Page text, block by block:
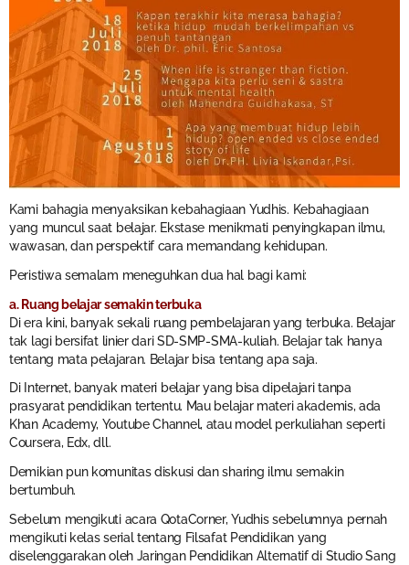
Kami bahagia menyaksikan kebahagiaan Yudhis. Kebahagiaan
yang muncul saat belajar. Ekstase menikmati penyingkapan ilmu,
wawasan, dan perspektif cara memandang kehidupan.
Peristiwa semalam meneguhkan dua hal bagi kami:
a. Ruang belajar semakin terbuka
Di era kini, banyak sekali ruang pembelajaran yang terbuka. Belajar
tak lagi bersifat linier dari SD-SMP-SMA-kuliah. Belajar tak hanya
tentang mata pelajaran. Belajar bisa tentang apa saja.
Di Internet, banyak materi belajar yang bisa dipelajari tanpa
prasyarat pendidikan tertentu. Mau belajar materi akademis, ada
Khan Academy, Youtube Channel, atau model perkuliahan seperti
Coursera, Edx, dll.
Demikian pun komunitas diskusi dan sharing ilmu semakin
bertumbuh.
Sebelum mengikuti acara QotaCorner, Yudhis sebelumnya pernah
mengikuti kelas serial tentang Filsafat Pendidikan yang
diselenggarakan oleh Jaringan Pendidikan Alternatif di Studio Sang